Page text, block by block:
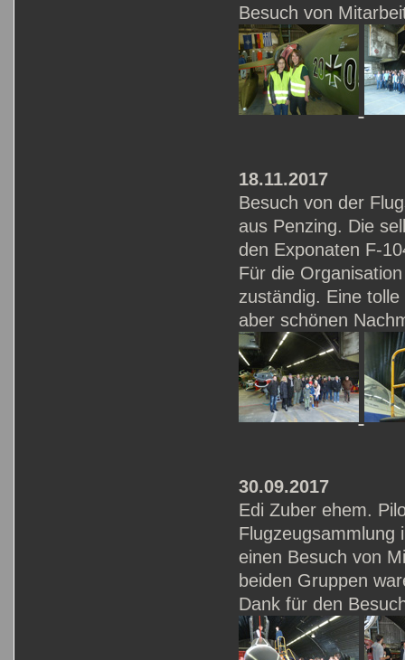
Besuch von
18.11.2017
Besuch von der
aus Penzing. Die
den Exponaten F-
Für die
zuständig. Eine
aber schönen
30.09.2017
Edi Zuber ehem.
Flugzeugsammlung
einen Besuch von
beiden Gruppen
Dank für den